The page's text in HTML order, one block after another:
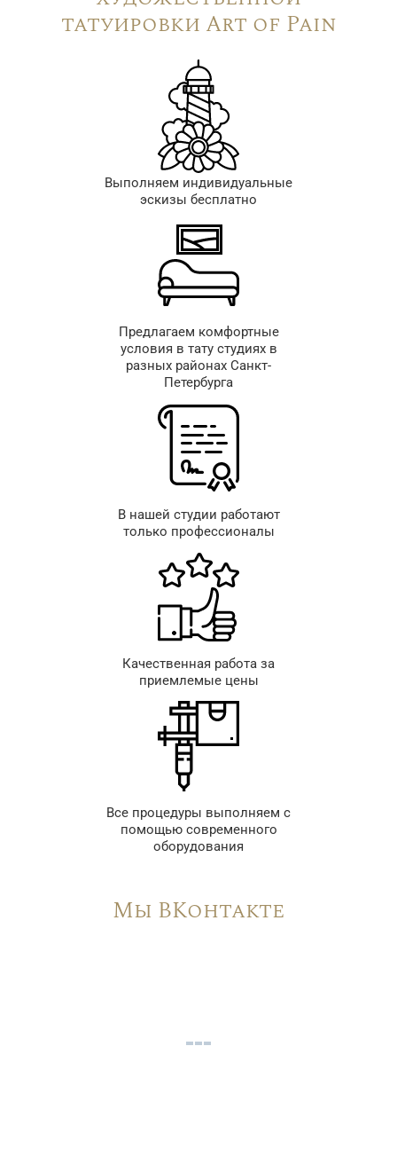
татуировки Art of Pain
Выполняем индивидуальные
эскизы бесплатно
Предлагаем комфортные
условия в тату студиях в
разных районах Санкт-
Петербурга
В нашей студии работают
только профессионалы
Качественная работа за
приемлемые цены
Все процедуры выполняем с
помощью современного
оборудования
Мы ВКонтакте